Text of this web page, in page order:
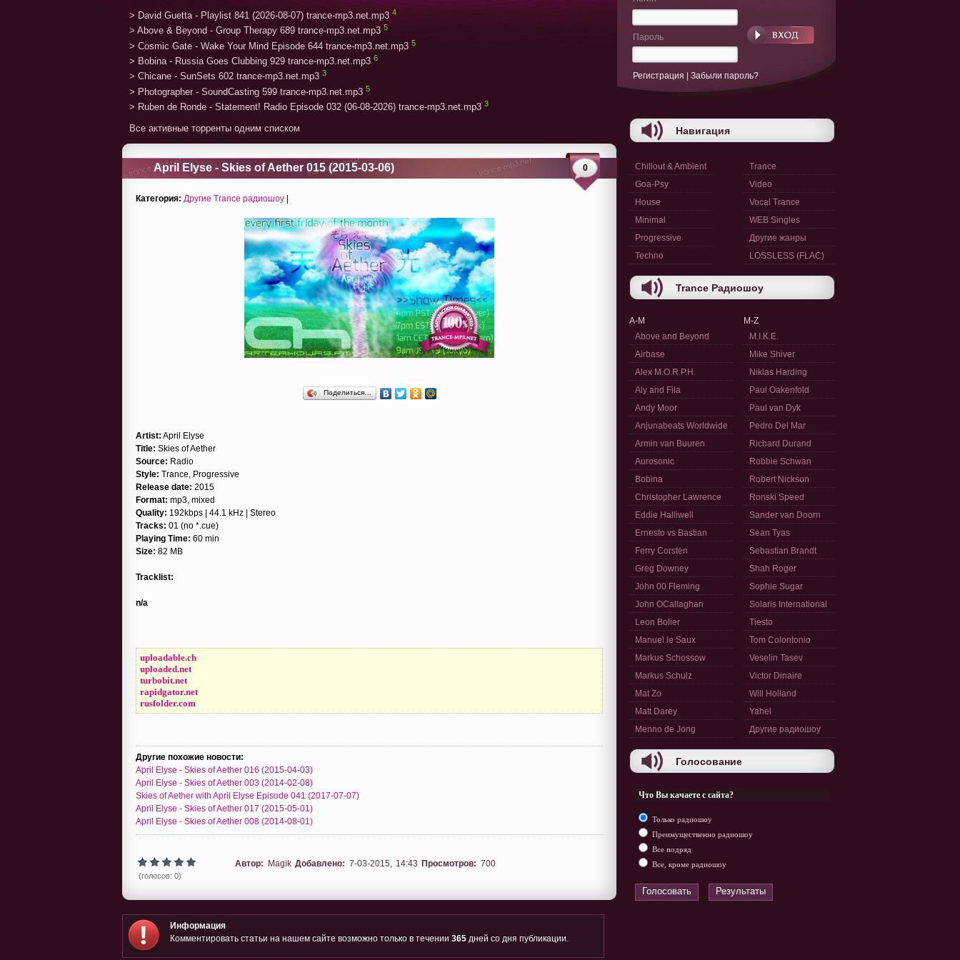
> David Guetta - Playlist 841 (2026-08-07) trance-mp3.net.mp3 4
> Above & Beyond - Group Therapy 689 trance-mp3.net.mp3 5
> Cosmic Gate - Wake Your Mind Episode 644 trance-mp3.net.mp3 5
> Bobina - Russia Goes Clubbing 929 trance-mp3.net.mp3 6
> Chicane - SunSets 602 trance-mp3.net.mp3 3
> Photographer - SoundCasting 599 trance-mp3.net.mp3 5
> Ruben de Ronde - Statement! Radio Episode 032 (06-08-2026) trance-mp3.net.mp3 3
Все активные торренты одним списком
April Elyse - Skies of Aether 015 (2015-03-06) 0
Категория: Другие Trance радиошоу |
Поделиться…
Artist: April Elyse
Title: Skies of Aether
Source: Radio
Style: Trance, Progressive
Release date: 2015
Format: mp3, mixed
Quality: 192kbps | 44.1 kHz | Stereo
Tracks: 01 (no *.cue)
Playing Time: 60 min
Size: 82 MB
Tracklist:
n/a
uploadable.ch
uploaded.net
turbobit.net
rapidgator.net
rusfolder.com
Другие похожие новости:
April Elyse - Skies of Aether 016 (2015-04-03)
April Elyse - Skies of Aether 003 (2014-02-08)
Skies of Aether with April Elyse Episode 041 (2017-07-07)
April Elyse - Skies of Aether 017 (2015-05-01)
April Elyse - Skies of Aether 008 (2014-08-01)
(голосов: 0)
Автор: Magik Добавлено: 7-03-2015, 14:43 Просмотров: 700
Информация
Комментировать статьи на нашем сайте возможно только в течении 365 дней со дня публикации.
Пароль
Регистрация Забыли пароль?
Навигация
Chillout & Ambient
Goa-Psy
House
Minimal
Progressive
Techno
Trance
Video
Vocal Trance
WEB Singles
Другие жанры
LOSSLESS (FLAC)
Trance Радиошоу
A-M
Above and Beyond
Airbase
Alex M.O.R.P.H.
Aly and Fila
Andy Moor
Anjunabeats Worldwide
Armin van Buuren
Aurosonic
Bobina
Christopher Lawrence
Eddie Halliwell
Ernesto vs Bastian
Ferry Corsten
Greg Downey
John 00 Fleming
John OCallaghan
Leon Bolier
Manuel le Saux
Markus Schossow
Markus Schulz
Mat Zo
Matt Darey
Menno de Jong
M-Z
M.I.K.E.
Mike Shiver
Niklas Harding
Paul Oakenfold
Paul van Dyk
Pedro Del Mar
Richard Durand
Robbie Schwan
Robert Nickson
Ronski Speed
Sander van Doorn
Sean Tyas
Sebastian Brandt
Shah Roger
Sophie Sugar
Solaris International
Tiesto
Tom Colontonio
Veselin Tasev
Victor Dinaire
Will Holland
Yahel
Другие радиошоу
Голосование
Что Вы качаете с сайта?
Только радиошоу
Преимущественно радиошоу
Все подряд
Все, кроме радиошоу
Голосовать Результаты